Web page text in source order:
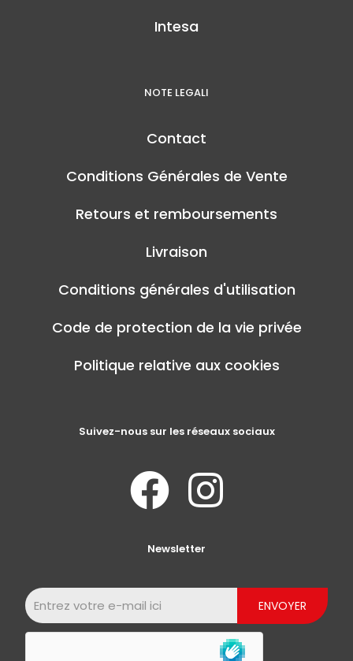
Intesa
NOTE LEGALI
Contact
Conditions Générales de Vente
Retours et remboursements
Livraison
Conditions générales d'utilisation
Code de protection de la vie privée
Politique relative aux cookies
Suivez-nous sur les réseaux sociaux
Newsletter